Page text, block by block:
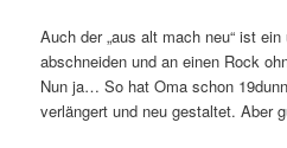
Auch der „aus alt mach neu“ ist
abschneiden und an einen Rock
Nun ja… So hat Oma schon
verlängert und neu gestaltet. Aber